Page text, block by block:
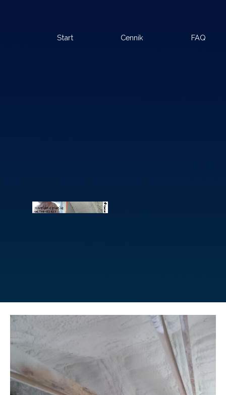
Start Cennik FAQ